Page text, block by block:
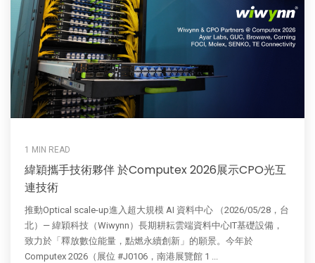
1 MIN READ
緯穎攜手技術夥伴 於Computex 2026展示CPO光互
連技術
推動Optical scale-up進入超大規模 AI 資料中心 （2026/05/28，台
北）— 緯穎科技（Wiwynn）長期耕耘雲端資料中心IT基礎設備，
致力於「釋放數位能量，點燃永續創新」的願景。今年於
Computex 2026（展位 #J0106，南港展覽館 1 ...